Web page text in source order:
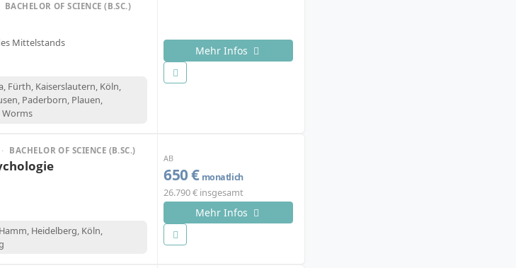
BACHELOR OF SCIENCE (B.SC.)
Mittelstands
Fürth, Kaiserslautern, Köln,
Paderborn, Plauen,
Worms
Mehr Infos
· BACHELOR OF SCIENCE (B.SC.)
Heidelberg, Köln,
AB
650 € monatlich
26.790 € insgesamt
Mehr Infos